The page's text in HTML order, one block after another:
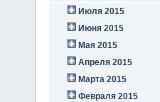
Июля 2015
Июня 2015
Мая 2015
Апреля 2015
Марта 2015
Февраля 2015